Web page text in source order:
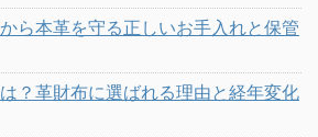
ら本革を守る正しいお手入れと保管
？革財布に選ばれる理由と経年変化